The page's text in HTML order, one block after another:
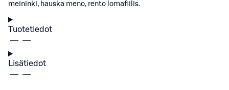
meininki, hauska meno, rento lomafiilis.
Tuotetiedot
Lisätiedot